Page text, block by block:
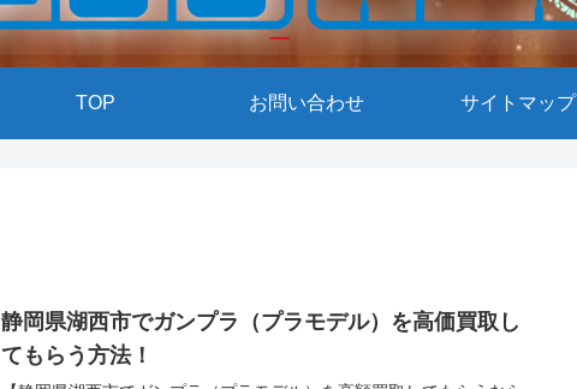
TOP お問い合わせ サイトマップ
静岡県湖西市でガンプラ（プラモデル）を高価買取し
てもらう方法！